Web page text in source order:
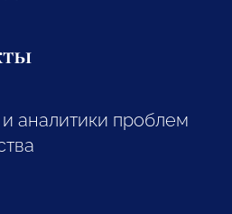
аналитики проблем